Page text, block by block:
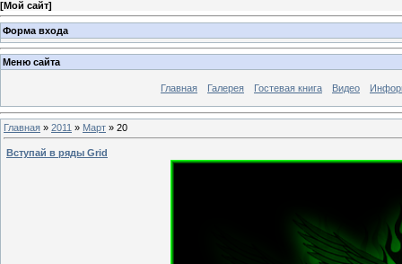
[Мой сайт]
Форма входа
Меню сайта
Главная Галерея Гостевая книга Видео
Главная » 2011 » Март » 20
Вступай в ряды Grid